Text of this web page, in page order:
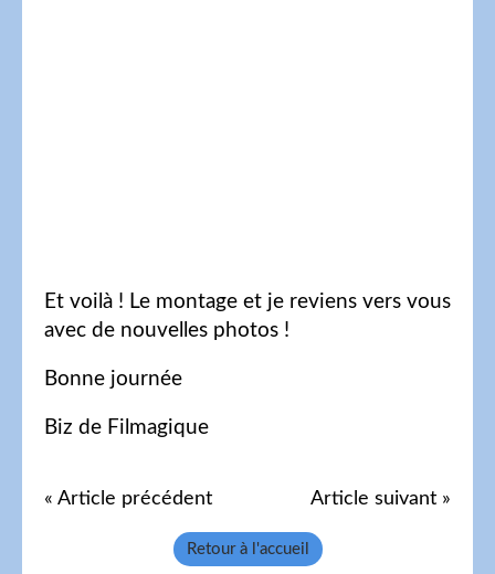
Et voilà ! Le montage et je reviens vers vous
avec de nouvelles photos !
Bonne journée
Biz de Filmagique
« Article précédent Article suivant »
Retour à l'accueil